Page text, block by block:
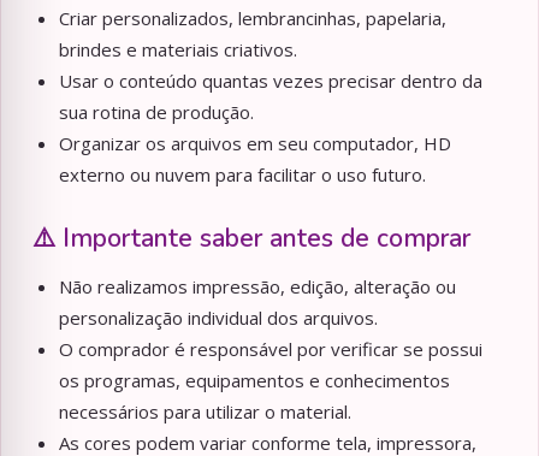
Criar personalizados, lembrancinhas, papelaria,
brindes e materiais criativos.
Usar o conteúdo quantas vezes precisar dentro da
sua rotina de produção.
Organizar os arquivos em seu computador, HD
externo ou nuvem para facilitar o uso futuro.
⚠️ Importante saber antes de comprar
Não realizamos impressão, edição, alteração ou
personalização individual dos arquivos.
O comprador é responsável por verificar se possui
os programas, equipamentos e conhecimentos
necessários para utilizar o material.
As cores podem variar conforme tela, impressora,